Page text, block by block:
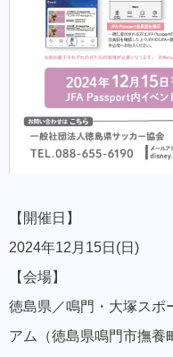
【開催日】
2024年12月15日(日)
【会場】
徳島県／鳴門・大塚スポ
アム（徳島県鳴門市撫養